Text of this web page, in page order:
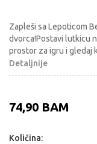
Zapleši sa Lepoticom
dvorca!Postavi lutkicu
prostor za igru i gledaj
Detaljnije
74,90 BAM
Količina: